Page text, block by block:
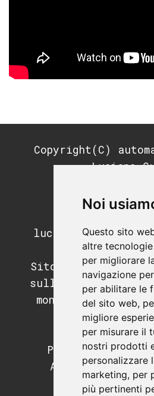
Noi
Questo sito
altre
per migliorare
navigazione
per abilitare le
del sito web,
migliore
per misurare il
nostri prodotti
personalizzare
marketing, per
più pertinenti
Copyright(C)
Luciano
REA: MI-
Sito di
sull'automazione
mondo dei PLC e
Programmazione
Apparecchiature